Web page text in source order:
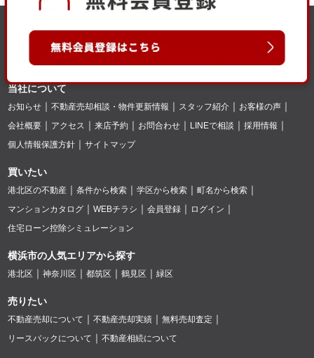
当社について
お知らせ 不動産売却相談・物件更新情報 スタッフ紹介
お客様の声
会社概要
アクセス 来店予約 お問合わせ LINEで相談
採用情報
個人情報保護方針
サイトマップ
買いたい
港北区の不動産 条件から検索 学区から検索
町名から検索
マンションカタログ
WEBチラシ 会員登録
ログイン
住宅ローン控除シミュレーション
横浜市の人気エリアから探す
港北区 神奈川区 都筑区 鶴見区 緑区
売りたい
不動産売却について 不動産売却実績
無料売却査定
リースバックについて
不動産相続について